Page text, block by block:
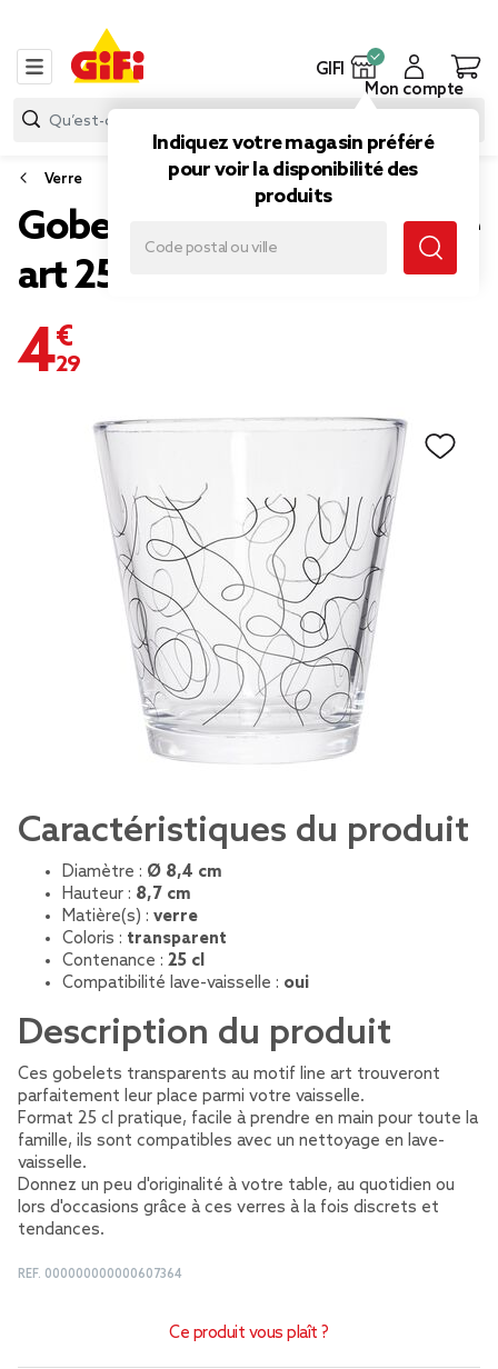
GIFI
Indiquez votre magasin préféré
pour voir la disponibilité des
produits
Mon compte
Verre
Gobelet verre x3 motif line
art 25cl
4,29 €
Caractéristiques du produit
Diamètre : Ø 8,4 cm
Hauteur : 8,7 cm
Matière(s) : verre
Coloris : transparent
Contenance : 25 cl
Compatibilité lave-vaisselle : oui
Description du produit
Ces gobelets transparents au motif line art trouveront
parfaitement leur place parmi votre vaisselle.
Format 25 cl pratique, facile à prendre en main pour toute la
famille, ils sont compatibles avec un nettoyage en lave-
vaisselle.
Donnez un peu d'originalité à votre table, au quotidien ou
lors d'occasions grâce à ces verres à la fois discrets et
tendances.
REF. 000000000000607364
Ce produit vous plaît ?